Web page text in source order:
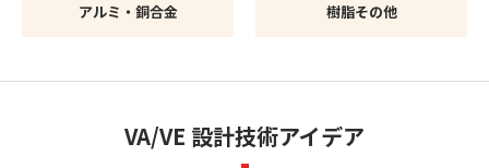
アルミ・銅合金 樹脂その他
VA/VE 設計技術アイデア